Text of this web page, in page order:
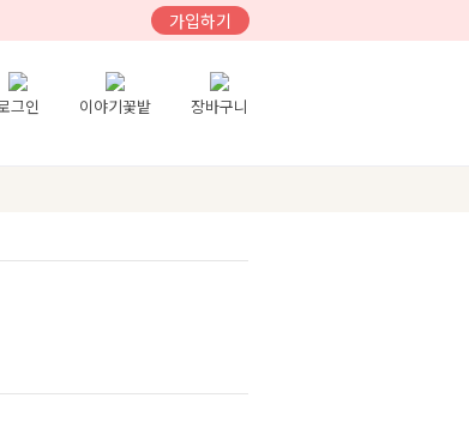
가입하기
그인 이야기꽃밭 장바구니